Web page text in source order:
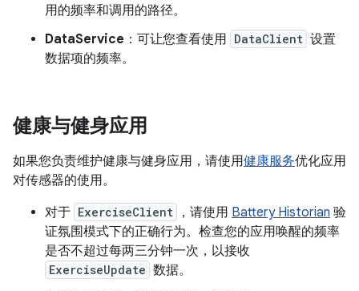
用的频率和调用的路径。
DataService ：可让您查看使用 DataClient 设置
数据项的频率。
健康与健身应用
如果您负责维护健康与健身应用，请使用健康服务优化应用
对传感器的使用。
对于 ExerciseClient ，请使用 Battery Historian 验
证氛围模式下的正确行为。检查您的应用唤醒的频率
是否不超过每两三分钟一次，以接收
ExerciseUpdate 数据。